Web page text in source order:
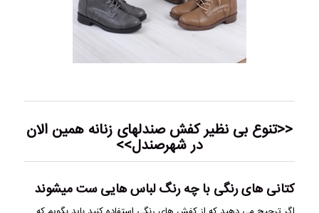
<<تنوع بی نظیر کفشصندلهای زنانه همین الان
در شهرصندل>>
کتانی های رنگی با چه رنگ لباس هایی ست میشوند